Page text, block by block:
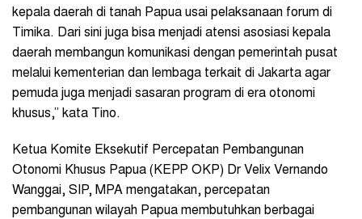
kepala daerah di tanah Papua usai pelaksanaan forum di
Timika. Dari sini juga bisa menjadi atensi asosiasi kepala
daerah membangun komunikasi dengan pemerintah pusat
melalui kementerian dan lembaga terkait di Jakarta agar
pemuda juga menjadi sasaran program di era otonomi
khusus,” kata Tino.
Ketua Komite Eksekutif Percepatan Pembangunan
Otonomi Khusus Papua (KEPP OKP) Dr Velix Vernando
Wanggai, SIP, MPA mengatakan, percepatan
pembangunan wilayah Papua membutuhkan berbagai